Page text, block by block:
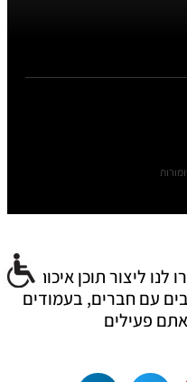
ליצור תוכן איכותי:
עם חברים, בעמודים
פעילים